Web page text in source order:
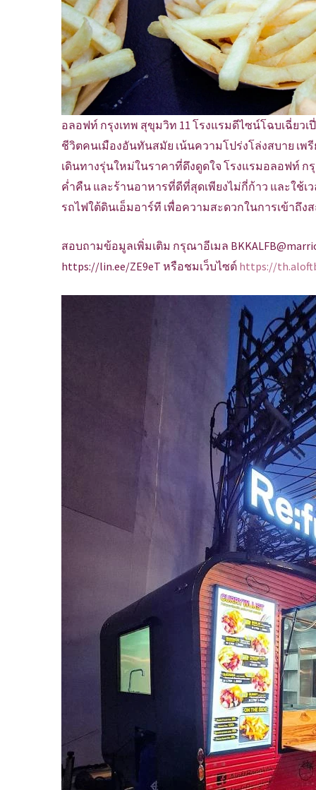
อลอฟท์ กรุงเทพ สุขุมวิท 11 โรงแรมดีไซน์โฉบเฉี่ยว
ชีวิตคนเมืองอันทันสมัย เน้นความโปร่งโล่งสบาย เ
เดินทางรุ่นใหม่ในราคาที่ดึงดูดใจ โรงแรมอลอฟท์ ก
ค่ำคืน และร้านอาหารที่ดีที่สุดเพียงไม่กี่ก้าว และใช้เ
รถไฟใต้ดินเอ็มอาร์ที เพื่อความสะดวกในการเข้าถึ
สอบถามข้อมูลเพิ่มเติม กรุณาอีเมล
https://lin.ee/ZE9eT หรือชมเว็บไซต์ https://